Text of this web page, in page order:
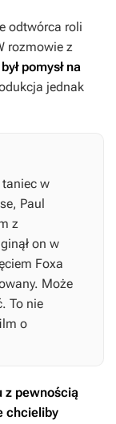
odtwórca roli
rozmowie z
pomysł na
jednak
taniec w
Paul
z
on w
Foxa
Może
To nie
o
z pewnością
chcieliby